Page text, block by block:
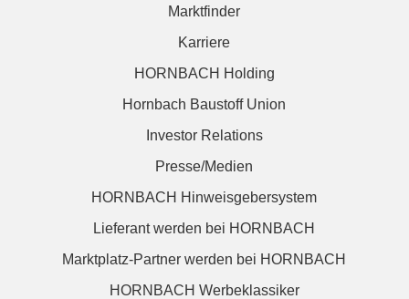
Marktfinder
Karriere
HORNBACH Holding
Hornbach Baustoff Union
Investor Relations
Presse/Medien
HORNBACH Hinweisgebersystem
Lieferant werden bei HORNBACH
Marktplatz-Partner werden bei HORNBACH
HORNBACH Werbeklassiker